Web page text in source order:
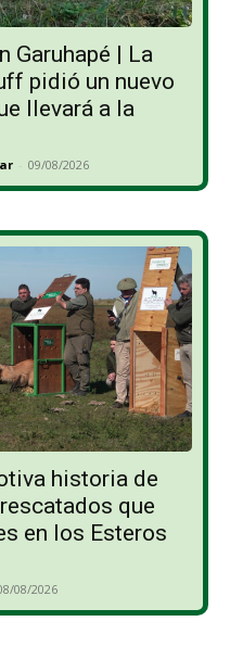
Garuhapé | La
pidió un nuevo
llevará a la
- 09/08/2026
historia de
que
en los Esteros
08/2026